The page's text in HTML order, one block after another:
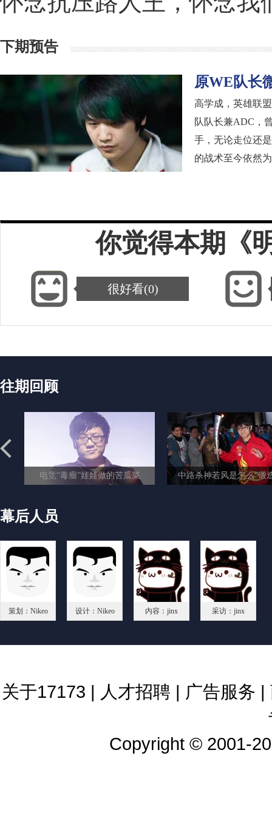
下期预告
原WE队长
高学成，英雄联
队队长兼ADC，
手，无论走位还
的战术至今依然
你觉得本期《
很好看(0)
往期回顾
电竞“毒瘤”娃娃做的苦瓜菜 中路杀神若风是怎么“锻
幕后人员
策划：Nikeo 设计：Nikeo 内容：jinx 采访：jinx
关于17173 | 人才招聘 | 广告服务 |
Copyright © 2001-